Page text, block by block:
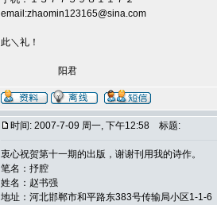
email:zhaomin123165@sina.com
此＼礼！
阳君
时间: 2007-7-09 周一, 下午12:58 标题:
衷心祝贺第十一期的出版，谢谢刊用我的诗作。
笔名：抒腔
姓名：赵书强
地址：河北邯郸市和平路东383号传输局小区1-1-6